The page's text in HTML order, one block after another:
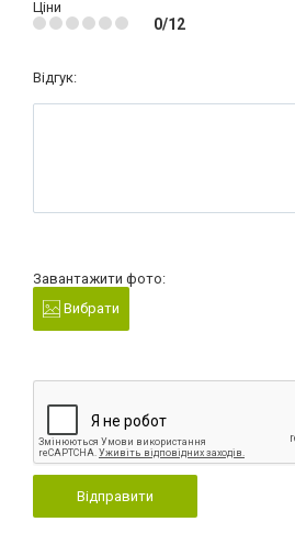
Ціни
0/12
Відгук:
Завантажити фото:
Вибрати
Відправити